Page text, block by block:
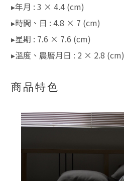
▸年月 : 3 × 4.4 (cm)
▸時間、日 : 4.8 × 7 (cm)
▸星期 : 7.6 × 7.6 (cm)
▸溫度、農曆月日 : 2 × 2.8 (cm)
商品特色